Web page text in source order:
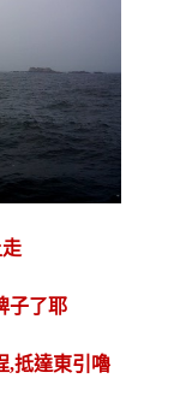
子了耶
,抵達東引嚕